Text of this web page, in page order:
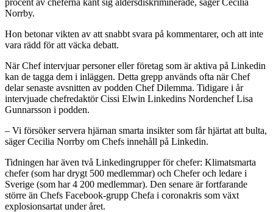
procent av cheferna känt sig åldersdiskriminerade, säger Cecilia
Norrby.
Hon betonar vikten av att snabbt svara på kommentarer, och att inte
vara rädd för att väcka debatt.
När Chef intervjuar personer eller företag som är aktiva på Linkedin
kan de tagga dem i inläggen. Detta grepp används ofta när Chef
delar senaste avsnitten av podden Chef Dilemma. Tidigare i år
intervjuade chefredaktör Cissi Elwin Linkedins Nordenchef Lisa
Gunnarsson i podden.
– Vi försöker servera hjärnan smarta insikter som får hjärtat att bulta,
säger Cecilia Norrby om Chefs innehåll på Linkedin.
Tidningen har även två Linkedingrupper för chefer: Klimatsmarta
chefer (som har drygt 500 medlemmar) och Chefer och ledare i
Sverige (som har 4 200 medlemmar). Den senare är fortfarande
större än Chefs Facebook-grupp Chefa i coronakris som växt
explosionsartat under året.